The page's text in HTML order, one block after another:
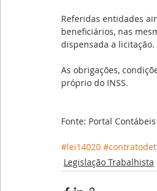
Referidas entidades
beneficiários, nas
dispensada a licitação.
As obrigações,
próprio do INSS.
Fonte: Portal Contábeis
#lei14020
Legislação Trabalhista